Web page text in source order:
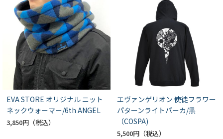
EVA STORE オリジナル ニット
ネックウォーマー/6th ANGEL
3,850円
エヴァンゲリオン 使徒フラワー
パターンライトパーカ/黒
（COSPA)
5,500円